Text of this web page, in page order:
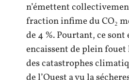
n’émettent
fraction infime du CO₂
de 4 %. Pourtant, ce sont
encaissent de plein fouet
des catastrophes